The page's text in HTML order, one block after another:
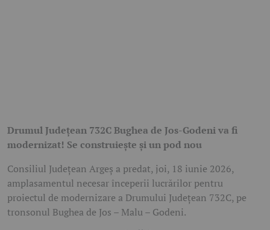
Drumul Județean 732C Bughea de Jos-Godeni va fi
modernizat! Se construiește și un pod nou
Consiliul Județean Argeș a predat, joi, 18 iunie 2026,
amplasamentul necesar începerii lucrărilor pentru
proiectul de modernizare a Drumului Județean 732C, pe
tronsonul Bughea de Jos – Malu – Godeni.